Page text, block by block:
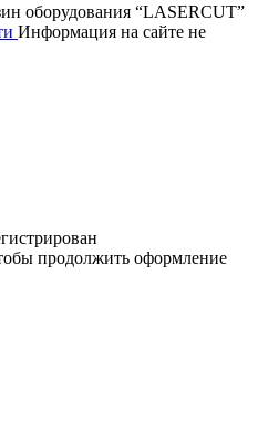
оборудования “LASERCUT”
Информация на сайте не
продолжить оформление